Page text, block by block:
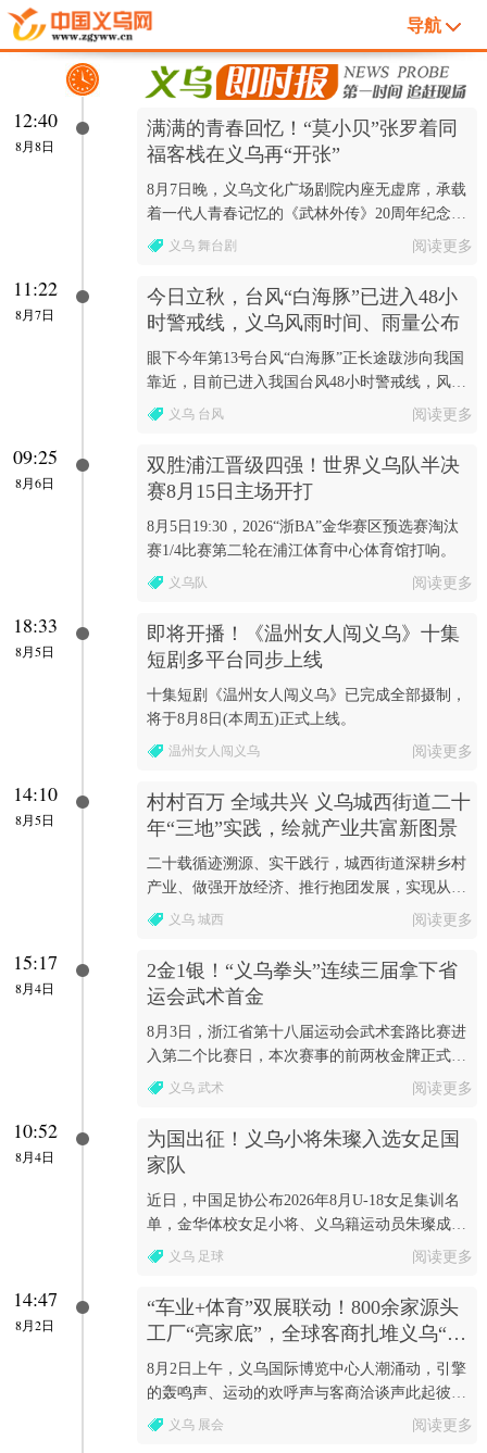
导航
满满的青春回忆！“莫小贝”张罗着同
福客栈在义乌再“开张”
8月7日晚，义乌文化广场剧院内座无虚席，承载
着一代人青春记忆的《武林外传》20周年纪念版
舞台剧在此温情开演。
义乌 舞台剧 阅读更多
12:40
8月8日
今日立秋，台风“白海豚”已进入48小
时警戒线，义乌风雨时间、雨量公布
眼下今年第13号台风“白海豚”正长途跋涉向我国
靠近，目前已进入我国台风48小时警戒线，风雨
影响将全面升级。
义乌 台风 阅读更多
11:22
8月7日
双胜浦江晋级四强！世界义乌队半决
赛8月15日主场开打
8月5日19:30，2026“浙BA”金华赛区预选赛淘汰
赛1/4比赛第二轮在浦江体育中心体育馆打响。
义乌队 阅读更多
09:25
8月6日
即将开播！《温州女人闯义乌》十集
短剧多平台同步上线
十集短剧《温州女人闯义乌》已完成全部摄制，
将于8月8日(本周五)正式上线。
温州女人闯义乌 阅读更多
18:33
8月5日
村村百万 全域共兴 义乌城西街道二十
年“三地”实践，绘就产业共富新图景
二十载循迹溯源、实干践行，城西街道深耕乡村
产业、做强开放经济、推行抱团发展，实现从薄
弱村庄单点蝶变到全域村村增收、城乡产业共兴
义乌 城西 阅读更多
14:10
8月5日
2金1银！“义乌拳头”连续三届拿下省
运会武术首金
8月3日，浙江省第十八届运动会武术套路比赛进
入第二个比赛日，本次赛事的前两枚金牌正式诞
生。义乌 武术 阅读更多
15:17
8月4日
为国出征！义乌小将朱璨入选女足国
家队
近日，中国足协公布2026年8月U-18女足集训名
单，金华体校女足小将、义乌籍运动员朱璨成功
入选。义乌 足球 阅读更多
10:52
8月4日
“车业+体育”双展联动！800余家源头
工厂“亮家底”，全球客商扎堆义乌“扫
货”
8月2日上午，义乌国际博览中心人潮涌动，引擎
的轰鸣声、运动的欢呼声与客商洽谈声此起彼
伏。义乌 展会 阅读更多
14:47
8月2日